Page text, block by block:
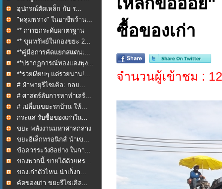
อุปกรณ์ตัดเหล็ก กับ ร...
"หลุมพราง" ในอาชีพร้าน...
** การยกระดับมาตรฐาน
กา...
** ขุมทรัพย์ในกองขยะ 2...
**คู่มือการคัดแยกสแตนเ...
**ปรากฏการณ์ทองแดงพุ่ง...
**รวยเงียบๆ แต่รวยนาน!...
# ฝ่าพายุรีไซเคิล: กลย...
# ศาสตร์ลับการหาทำเลร้...
# เปลี่ยนขยะรกบ้าน ให้...
กระแส รับซื้อของเก่าใน...
ขยะ พลังงานมหาศาลกลาง
ใ...
ขยะอิเล็กทรอนิกส์ นำเข...
ข้อควรระวัง8อย่าง ในกา...
ของพวกนี้ ขายได้ด้วยหร...
ของเก่าตัวไหน น่าเก็งก...
คัดของเก่า ขยะรีไซเคิล...
ซื้อของเก่า
จำนวนผู้เข้าชม :